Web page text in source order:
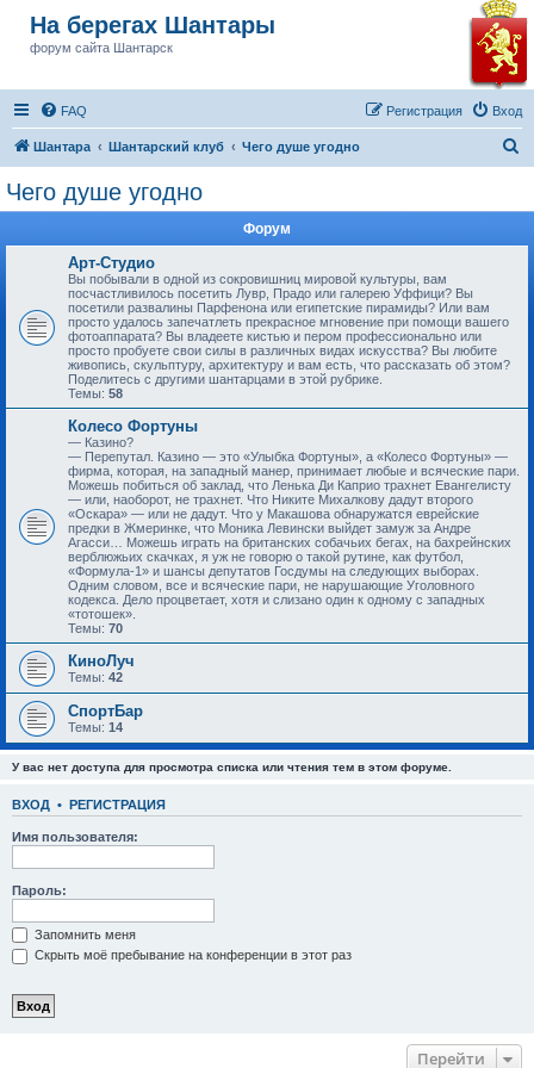
На берегах Шантары
форум сайта Шантарск
FAQ Вход
Регистрация
Шантара Шантарский клуб Чего душе угодно
Чего душе угодно
Форум
Арт-Студио
Вы побывали в одной из сокровишниц мировой культуры, вам
посчастливилось посетить Лувр, Прадо или галерею Уффици? Вы
посетили развалины Парфенона или египетские пирамиды? Или вам
просто удалось запечатлеть прекрасное мгновение при помощи вашего
фотоаппарата? Вы владеете кистью и пером профессионально или
просто пробуете свои силы в различных видах искусства? Вы любите
живопись, скульптуру, архитектуру и вам есть, что рассказать об этом?
Поделитесь с другими шантарцами в этой рубрике.
Темы: 58
Колесо Фортуны
— Казино?
— Перепутал. Казино — это «Улыбка Фортуны», а «Колесо Фортуны» —
фирма, которая, на западный манер, принимает любые и всяческие пари.
Можешь побиться об заклад, что Ленька Ди Каприо трахнет Евангелисту
— или, наоборот, не трахнет. Что Никите Михалкову дадут второго
«Оскара» — или не дадут. Что у Макашова обнаружатся еврейские
предки в Жмеринке, что Моника Левински выйдет замуж за Андре
Агасси… Можешь играть на британских собачьих бегах, на бахрейнских
верблюжьих скачках, я уж не говорю о такой рутине, как футбол,
«Формула-1» и шансы депутатов Госдумы на следующих выборах.
Одним словом, все и всяческие пари, не нарушающие Уголовного
кодекса. Дело процветает, хотя и слизано один к одному с западных
«тотошек».
Темы: 70
КиноЛуч
Темы: 42
СпортБар
Темы: 14
У вас нет доступа для просмотра списка или чтения тем в этом форуме.
ВХОД • РЕГИСТРАЦИЯ
Имя пользователя:
Пароль:
Запомнить меня
Скрыть моё пребывание на конференции в этот раз
Перейти